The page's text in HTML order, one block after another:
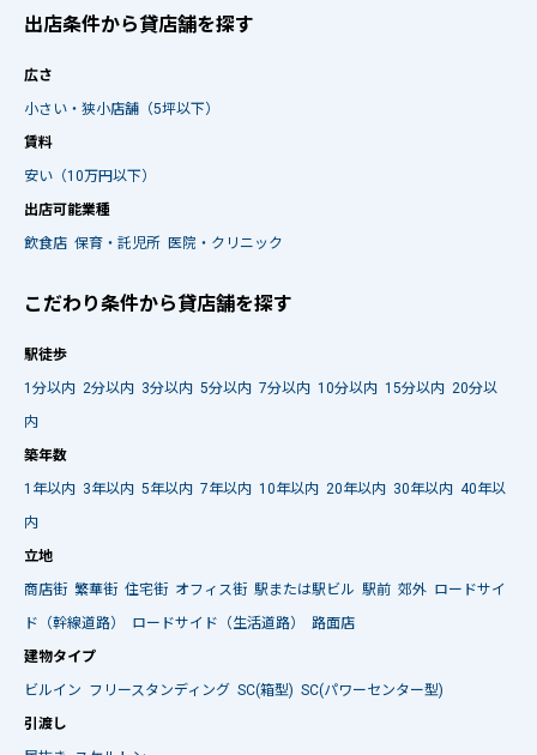
出店条件から貸店舗を探す
広さ
小さい・狭小店舗（5坪以下）
賃料
安い（10万円以下）
出店可能業種
飲食店 保育・託児所 医院・クリニック
こだわり条件から貸店舗を探す
駅徒歩
1分以内 2分以内 3分以内 5分以内 7分以内 10分以内 15分以内 20分以
内
築年数
1年以内 3年以内 5年以内 7年以内 10年以内 20年以内 30年以内 40年以
内
立地
商店街 繁華街 住宅街 オフィス街 駅または駅ビル 駅前 郊外 ロードサイ
ド（幹線道路）
ロードサイド（生活道路）
路面店
建物タイプ
ビルイン フリースタンディング SC(箱型) SC(パワーセンター型)
引渡し